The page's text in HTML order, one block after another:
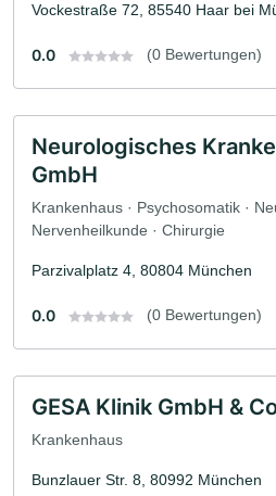
Vockestraße 72, 85540 Haar bei
0.0 (0 Bewertungen)
Neurologisches
GmbH
Krankenhaus · Psychosomatik ·
Nervenheilkunde · Chirurgie
Parzivalplatz 4, 80804 München
0.0 (0 Bewertungen)
GESA Klinik GmbH &
Krankenhaus
Bunzlauer Str. 8, 80992 München